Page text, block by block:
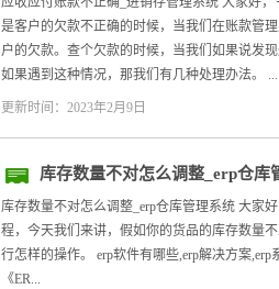
是客户的欠款不正确的时候，当我们在账款管
户的欠款。查个欠款的时候，当我们如果说发
如果遇到这种情况，那我们有几种处理办法。 ...
更新时间：2023年2月9日
库存数量不对怎么调整_erp仓库
库存数量不对怎么调整_erp仓库管理系统 大家
程，今天我们来讲，假如你的货品的库存数量
行怎样的操作。 erp软件有哪些,erp解决方案
《ER...